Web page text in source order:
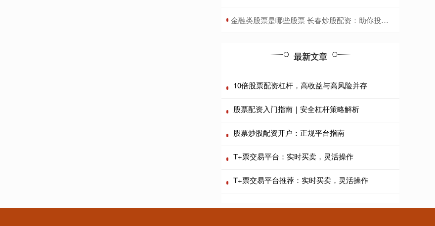
​金融类股票是哪些股票 长春炒股配资：助你投资腾飞，把握财富机遇
最新文章
10倍股票配资杠杆，高收益与高风险并存
股票配资入门指南｜安全杠杆策略解析
股票炒股配资开户：正规平台指南
T+票交易平台：实时买卖，灵活操作
T+票交易平台推荐：实时买卖，灵活操作